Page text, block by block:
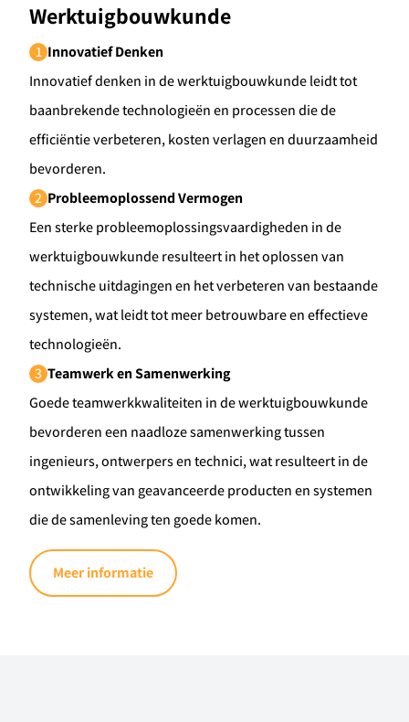
Werktuigbouwkunde
1 Innovatief Denken
Innovatief denken in de werktuigbouwkunde leidt tot
baanbrekende technologieën en processen die de
efficiëntie verbeteren, kosten verlagen en duurzaamheid
bevorderen.
2 Probleemoplossend Vermogen
Een sterke probleemoplossingsvaardigheden in de
werktuigbouwkunde resulteert in het oplossen van
technische uitdagingen en het verbeteren van bestaande
systemen, wat leidt tot meer betrouwbare en effectieve
technologieën.
3 Teamwerk en Samenwerking
Goede teamwerkkwaliteiten in de werktuigbouwkunde
bevorderen een naadloze samenwerking tussen
ingenieurs, ontwerpers en technici, wat resulteert in de
ontwikkeling van geavanceerde producten en systemen
die de samenleving ten goede komen.
Meer informatie
Ontvang vacatures direct in je
mailbox
Alerts ontvangen